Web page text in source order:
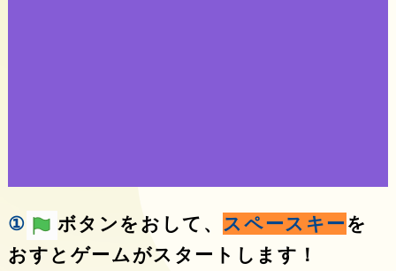
① ボタンをおして、 スペースキー を
おすとゲームがスタートします！